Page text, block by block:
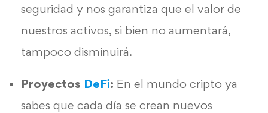
seguridad y nos garantiza que el valor de
nuestros activos, si bien no aumentará,
tampoco disminuirá.
Proyectos DeFi: En el mundo cripto ya
sabes que cada día se crean nuevos